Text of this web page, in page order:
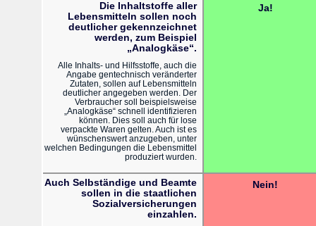
Die Inhaltstoffe aller
Lebensmitteln sollen noch
deutlicher gekennzeichnet
werden, zum Beispiel
„Analogkäse“.
Alle Inhalts- und Hilfsstoffe, auch die
Angabe gentechnisch veränderter
Zutaten, sollen auf Lebensmitteln
deutlicher angegeben werden. Der
Verbraucher soll beispielsweise
„Analogkäse“ schnell identifizieren
können. Dies soll auch für lose
verpackte Waren gelten. Auch ist es
wünschenswert anzugeben, unter
welchen Bedingungen die Lebensmittel
produziert wurden.
Ja!
Auch Selbständige und Beamte
sollen in die staatlichen
Sozialversicherungen
einzahlen.
Nein!